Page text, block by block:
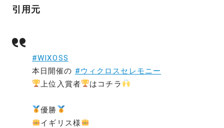
引用元
#WIXOSS
本日開催の #ウィクロスセレモニー
上位入賞者
はコチラ
優勝
イギリス様